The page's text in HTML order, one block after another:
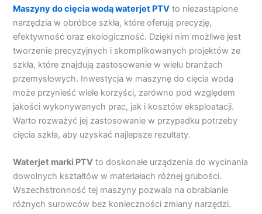
Maszyny do cięcia wodą waterjet PTV to niezastąpione
narzędzia w obróbce szkła, które oferują precyzję,
efektywność oraz ekologiczność. Dzięki nim możliwe jest
tworzenie precyzyjnych i skomplikowanych projektów ze
szkła, które znajdują zastosowanie w wielu branżach
przemysłowych. Inwestycja w maszynę do cięcia wodą
może przynieść wiele korzyści, zarówno pod względem
jakości wykonywanych prac, jak i kosztów eksploatacji.
Warto rozważyć jej zastosowanie w przypadku potrzeby
cięcia szkła, aby uzyskać najlepsze rezultaty.
Waterjet marki PTV to doskonałe urządzenia do wycinania
dowolnych kształtów w materiałach różnej grubości.
Wszechstronność tej maszyny pozwala na obrabianie
różnych surowców bez konieczności zmiany narzędzi.